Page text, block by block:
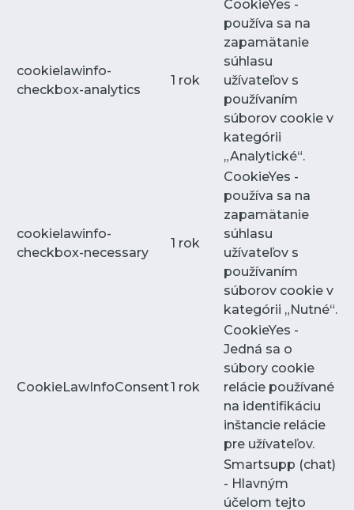
cookielawinfo-
checkbox-analytics
1 rok
CookieYes -
používa sa na
zapamätanie
súhlasu
užívateľov s
používaním
súborov cookie v
kategórii
„Analytické“.
cookielawinfo-
checkbox-necessary
1 rok
CookieYes -
používa sa na
zapamätanie
súhlasu
užívateľov s
používaním
súborov cookie v
kategórii „Nutné“.
CookieLawInfoConsent1 rok
CookieYes -
Jedná sa o
súbory cookie
relácie používané
na identifikáciu
inštancie relácie
pre užívateľov.
Smartsupp (chat)
- Hlavným
účelom tejto